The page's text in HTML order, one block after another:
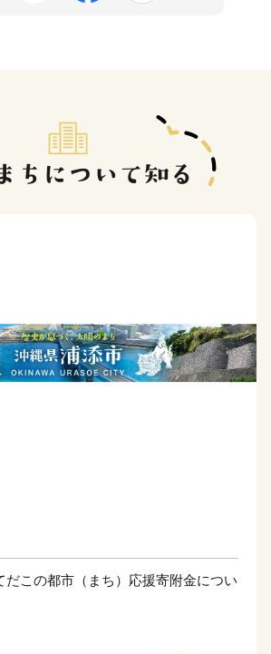
だこの都市（まち）応援寄附金につい